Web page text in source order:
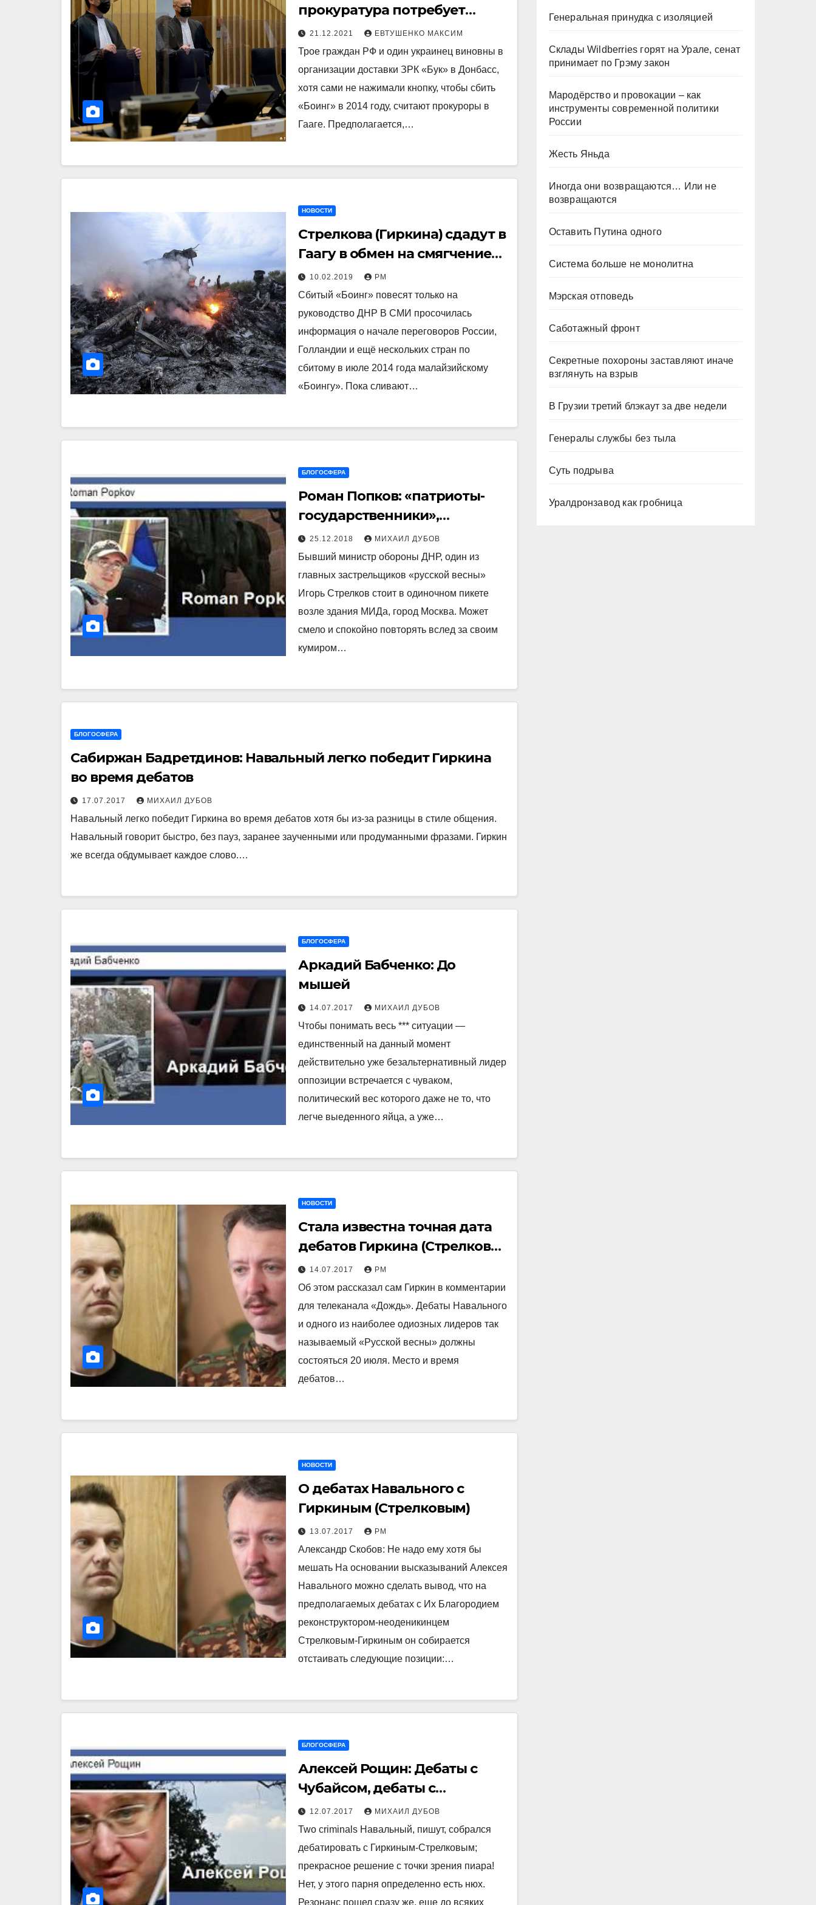
прокуратура потребует
наказания для подсудимых
21.12.2021 ЕВТУШЕНКО МАКСИМ
Трое граждан РФ и один украинец виновны в
организации доставки ЗРК «Бук» в Донбасс,
хотя сами не нажимали кнопку, чтобы сбить
«Боинг» в 2014 году, считают прокуроры в
Гааге. Предполагается,…
НОВОСТИ
Стрелкова (Гиркина) сдадут в
Гаагу в обмен на смягчение
санкций. Источник
10.02.2019 РМ
Сбитый «Боинг» повесят только на
руководство ДНР В СМИ просочилась
информация о начале переговоров России,
Голландии и ещё нескольких стран по
сбитому в июле 2014 года малайзийскому
«Боингу». Пока сливают…
БЛОГОСФЕРА
Роман Попков: «патриоты-
государственники»,
лишились всего,
расползлись, шевеля усами,
обратно по щелям
25.12.2018 МИХАИЛ ДУБОВ
Бывший министр обороны ДНР, один из
главных застрельщиков «русской весны»
Игорь Стрелков стоит в одиночном пикете
возле здания МИДа, город Москва. Может
смело и спокойно повторять вслед за своим
кумиром…
БЛОГОСФЕРА
Cабиржан Бадретдинов: Навальный легко победит Гиркина
во время дебатов
17.07.2017 МИХАИЛ ДУБОВ
Навальный легко победит Гиркина во время дебатов хотя бы из-за разницы в стиле общения.
Навальный говорит быстро, без пауз, заранее заученными или продуманными фразами. Гиркин
же всегда обдумывает каждое слово.…
БЛОГОСФЕРА
Аркадий Бабченко: До
мышей
14.07.2017 МИХАИЛ ДУБОВ
Чтобы понимать весь *** ситуации —
единственный на данный момент
действительно уже безальтернативный лидер
оппозиции встречается с чуваком,
политический вес которого даже не то, что
легче выеденного яйца, а уже…
НОВОСТИ
Стала известна точная дата
дебатов Гиркина (Стрелкова)
с Алексеем Навальным
14.07.2017 РМ
Об этом рассказал сам Гиркин в комментарии
для телеканала «Дождь». Дебаты Навального
и одного из наиболее одиозных лидеров так
называемый «Русской весны» должны
состояться 20 июля. Место и время
дебатов…
НОВОСТИ
О дебатах Навального с
Гиркиным (Стрелковым)
13.07.2017 РМ
Александр Скобов: Не надо ему хотя бы
мешать На основании высказываний Алексея
Навального можно сделать вывод, что на
предполагаемых дебатах с Их Благородием
реконструктором-неоденикинцем
Стрелковым-Гиркиным он собирается
отстаивать следующие позиции:…
БЛОГОСФЕРА
Алексей Рощин: Дебаты с
Чубайсом, дебаты с
Гиркиным — это отличный
выбор человека,
собирающего голоса не в
Фейсбуке, а в России
12.07.2017 МИХАИЛ ДУБОВ
Two criminals Навальный, пишут, собрался
дебатировать с Гиркиным-Стрелковым;
прекрасное решение с точки зрения пиара!
Нет, у этого парня определенно есть нюх.
Резонанс пошел сразу же, еще до всяких
Генеральная принудка с изоляцией
Склады Wildberries горят на Урале, сенат
принимает по Грэму закон
Мародёрство и провокации – как
инструменты современной политики
России
Жесть Яньда
Иногда они возвращаются… Или не
возвращаются
Оставить Путина одного
Система больше не монолитна
Мэрская отповедь
Саботажный фронт
Секретные похороны заставляют иначе
взглянуть на взрыв
В Грузии третий блэкаут за две недели
Генералы службы без тыла
Суть подрыва
Уралдронзавод как гробница